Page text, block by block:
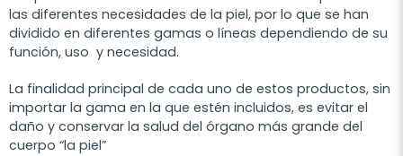
las diferentes necesidades de la piel, por lo que se han
dividido en diferentes gamas o líneas dependiendo de su
función, uso y necesidad.
La finalidad principal de cada uno de estos productos, sin
importar la gama en la que estén incluidos, es evitar el
daño y conservar la salud del órgano más grande del
cuerpo “la piel”